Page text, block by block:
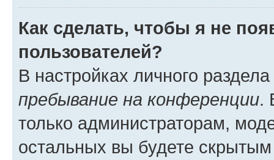
Как сделать, чтобы я не
пользователей?
В настройках личного
пребывание на конференции.
только администраторам,
остальных вы будете